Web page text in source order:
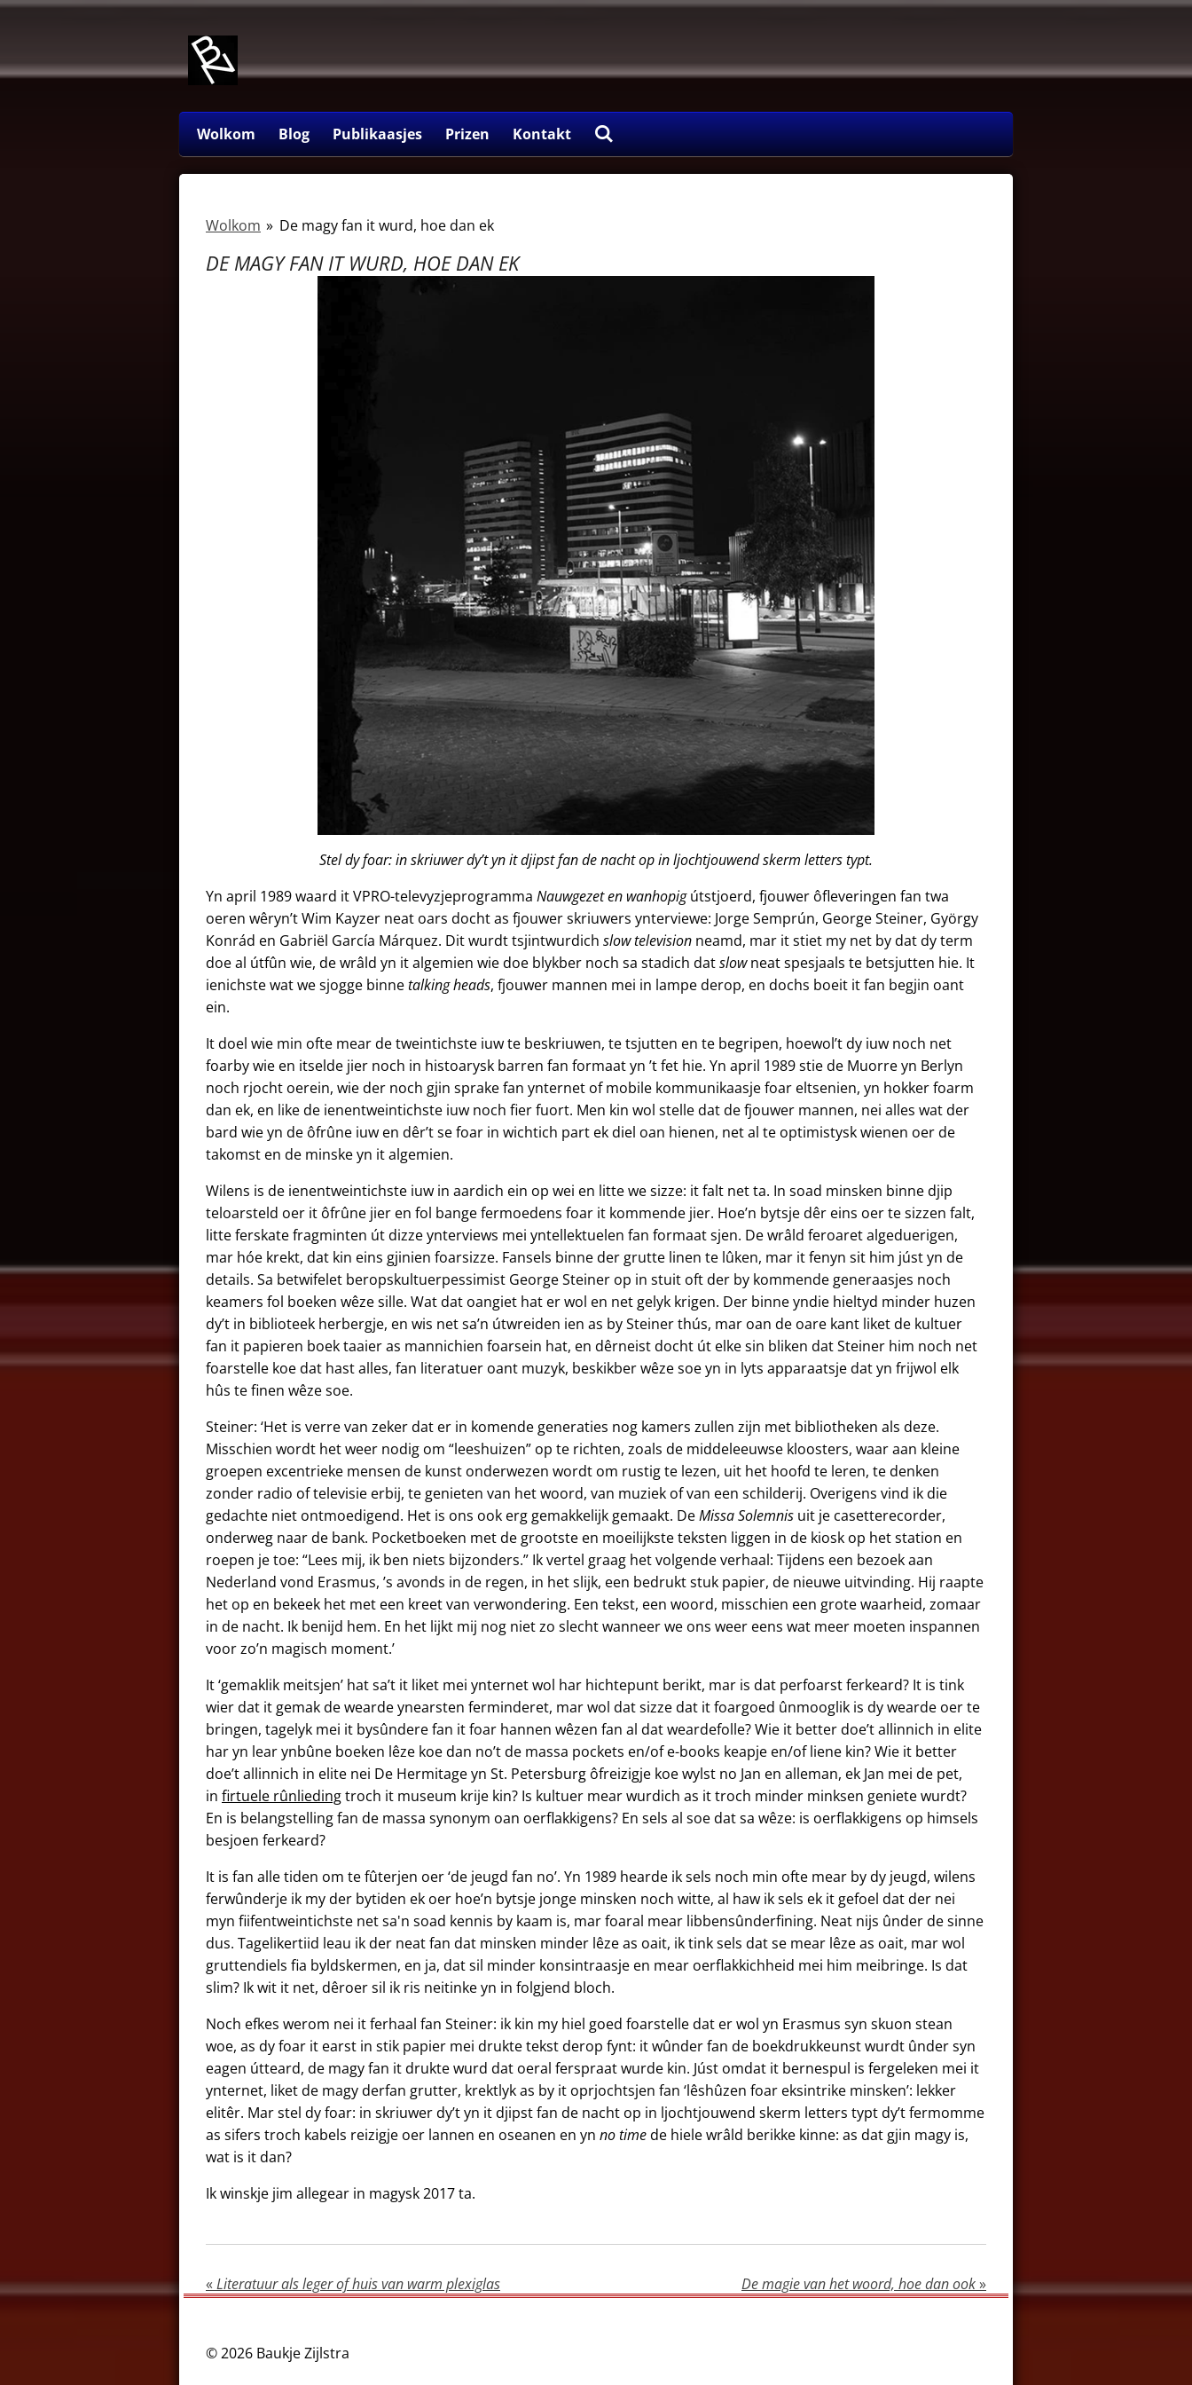
naar
Wolkom Blog Publikaasjes Prizen Kontakt
Wolkom » De magy fan it wurd, hoe dan ek
DE MAGY FAN IT WURD, HOE DAN EK
Stel dy foar: in skriuwer dy’t yn it djipst fan de nacht op in ljochtjouwend skerm letters typt.
Yn april 1989 waard it VPRO-televyzjeprogramma Nauwgezet en wanhopigútstjoerd, fjouwer ôfleveringen fan twa
oeren wêryn’t Wim Kayzer neat oars docht as fjouwer skriuwers ynterviewe: Jorge Semprún, George Steiner, György
Konrád en Gabriël García Márquez. Dit wurdt tsjintwurdich slow television neamd, mar it stiet my net by dat dy term
doe al útfûn wie, de wrâld yn it algemien wie doe blykber noch sa stadich datslowneat spesjaals te betsjutten hie. It
ienichste wat we sjogge binnetalking heads, fjouwer mannen mei in lampe derop, en dochs boeit it fan begjin oant
ein.
It doel wie min ofte mear de tweintichste iuw te beskriuwen, te tsjutten en te begripen, hoewol’t dy iuw noch net
foarby wie en itselde jier noch in histoarysk barren fan formaat yn ’t fet hie. Yn april 1989 stie de Muorre yn Berlyn
noch rjocht oerein, wie der noch gjin sprake fan ynternet of mobile kommunikaasje foar eltsenien, yn hokker foarm
dan ek, en like de ienentweintichste iuw noch fier fuort. Men kin wol stelle dat de fjouwer mannen, nei alles wat der
bard wie yn de ôfrûne iuw en dêr’t se foar in wichtich part ek diel oan hienen, net al te optimistysk wienen oer de
takomst en de minske yn it algemien.
Wilens is de ienentweintichste iuw in aardich ein op wei en litte we sizze: it falt net ta. In soad minsken binne djip
teloarsteld oer it ôfrûne jier en fol bange fermoedens foar it kommende jier. Hoe’n bytsje dêr eins oer te sizzen falt,
litte ferskate fragminten út dizze ynterviews mei yntellektuelen fan formaat sjen. De wrâld feroaret algeduerigen,
mar hóe krekt, dat kin eins gjinien foarsizze. Fansels binne der grutte linen te lûken, mar it fenyn sit him júst yn de
details. Sa betwifelet beropskultuerpessimist George Steiner op in stuit oft der by kommende generaasjes noch
keamers fol boeken wêze sille. Wat dat oangiet hat er wol en net gelyk krigen. Der binne yndie hieltyd minder huzen
dy’t in biblioteek herbergje, en wis net sa’n útwreiden ien as by Steiner thús, mar oan de oare kant liket de kultuer
fan it papieren boek taaier as mannichien foarsein hat, en dêrneist docht út elke sin bliken dat Steiner him noch net
foarstelle koe dat hast alles, fan literatuer oant muzyk, beskikber wêze soe yn in lyts apparaatsje dat yn frijwol elk
hûs te finen wêze soe.
Steiner: ‘Het is verre van zeker dat er in komende generaties nog kamers zullen zijn met bibliotheken als deze.
Misschien wordt het weer nodig om “leeshuizen” op te richten, zoals de middeleeuwse kloosters, waar aan kleine
groepen excentrieke mensen de kunst onderwezen wordt om rustig te lezen, uit het hoofd te leren, te denken
zonder radio of televisie erbij, te genieten van het woord, van muziek of van een schilderij. Overigens vind ik die
gedachte niet ontmoedigend. Het is ons ook erg gemakkelijk gemaakt. DeMissa Solemnis uit je casetterecorder,
onderweg naar de bank. Pocketboeken met de grootste en moeilijkste teksten liggen in de kiosk op het station en
roepen je toe: “Lees mij, ik ben niets bijzonders.” Ik vertel graag het volgende verhaal: Tijdens een bezoek aan
Nederland vond Erasmus, ’s avonds in de regen, in het slijk, een bedrukt stuk papier, de nieuwe uitvinding. Hij raapte
het op en bekeek het met een kreet van verwondering. Een tekst, een woord, misschien een grote waarheid, zomaar
in de nacht. Ik benijd hem. En het lijkt mij nog niet zo slecht wanneer we ons weer eens wat meer moeten inspannen
voor zo’n magisch moment.’
It ‘gemaklik meitsjen’ hat sa’t it liket mei ynternet wol har hichtepunt berikt, mar is dat perfoarst ferkeard? It is tink
wier dat it gemak de wearde ynearsten ferminderet, mar wol dat sizze dat it foargoed ûnmooglik is dy wearde oer te
bringen, tagelyk mei it bysûndere fan it foar hannen wêzen fan al dat weardefolle? Wie it better doe’t allinnich in elite
har yn lear ynbûne boeken lêze koe dan no’t de massa pockets en/of e-books keapje en/of liene kin? Wie it better
doe’t allinnich in elite nei De Hermitage yn St. Petersburg ôfreizigje koe wylst no Jan en alleman, ek Jan mei de pet,
in firtuele rûnliedingtroch it museum krije kin? Is kultuer mear wurdich as it troch minder minksen geniete wurdt?
En is belangstelling fan de massa synonym oan oerflakkigens? En sels al soe dat sa wêze: is oerflakkigens op himsels
besjoen ferkeard?
It is fan alle tiden om te fûterjen oer ‘de jeugd fan no’. Yn 1989 hearde ik sels noch min ofte mear by dy jeugd, wilens
ferwûnderje ik my der bytiden ek oer hoe’n bytsje jonge minsken noch witte, al haw ik sels ek it gefoel dat der nei
myn fiifentweintichste net sa'n soad kennis by kaam is, mar foaral mear libbensûnderfining. Neat nijs ûnder de sinne
dus. Tagelikertiid leau ik der neat fan dat minsken minder lêze as oait, ik tink sels dat se mear lêze as oait, mar wol
gruttendiels fia byldskermen, en ja, dat sil minder konsintraasje en mear oerflakkichheid mei him meibringe. Is dat
slim? Ik wit it net, dêroer sil ik ris neitinke yn in folgjend bloch.
Noch efkes werom nei it ferhaal fan Steiner: ik kin my hiel goed foarstelle dat er wol yn Erasmus syn skuon stean
woe, as dy foar it earst in stik papier mei drukte tekst derop fynt: it wûnder fan de boekdrukkeunst wurdt ûnder syn
eagen útteard, de magy fan it drukte wurd dat oeral ferspraat wurde kin. Júst omdat it bernespul is fergeleken mei it
ynternet, liket de magy derfan grutter, krektlyk as by it oprjochtsjen fan ‘lêshûzen foar eksintrike minsken’: lekker
elitêr. Mar stel dy foar: in skriuwer dy’t yn it djipst fan de nacht op in ljochtjouwend skerm letters typt dy’t fermomme
as sifers troch kabels reizigje oer lannen en oseanen en yn no timede hiele wrâld berikke kinne: as dat gjin magy is,
wat is it dan?
Ik winskje jim allegear in magysk 2017 ta.
« Literatuur als leger of huis van warm plexiglas De magie van het woord, hoe dan ook»
© 2026 Baukje Zijlstra